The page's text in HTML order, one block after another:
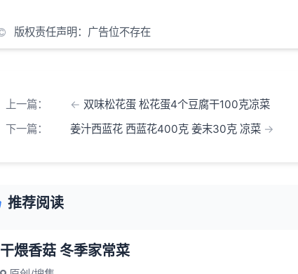
版权责任声明：广告位不存在
上一篇：
双味松花蛋 松花蛋4个豆腐干100克凉菜
下一篇：
姜汁西蓝花 西蓝花400克 姜末30克 凉菜
推荐阅读
干煨香菇 冬季家常菜